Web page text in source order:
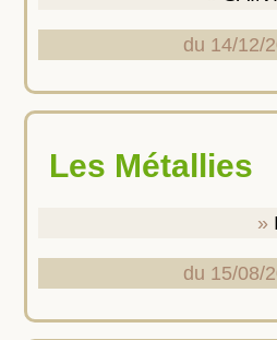
du 14/12/
Les Métallies
du 15/08/